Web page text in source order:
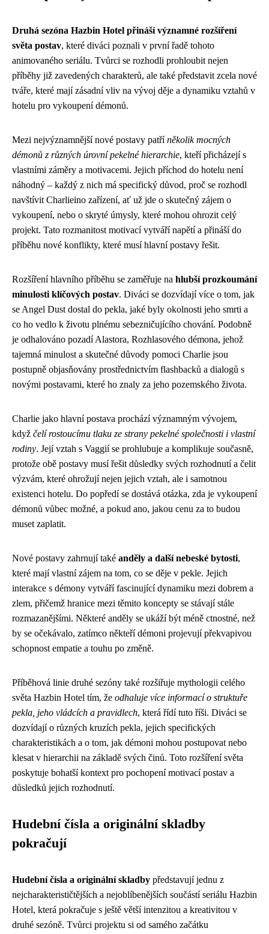
Druhá sezóna Hazbin Hotel přináší významné rozšíření
světa postav, které diváci poznali v první řadě tohoto
animovaného seriálu. Tvůrci se rozhodli prohloubit nejen
příběhy již zavedených charakterů, ale také představit zcela nové
tváře, které mají zásadní vliv na vývoj děje a dynamiku vztahů v
hotelu pro vykoupení démonů.
Mezi nejvýznamnější nové postavy patříněkolik mocných
démonů z různých úrovní pekelné hierarchie, kteří přicházejí s
vlastními záměry a motivacemi. Jejich příchod do hotelu není
náhodný – každý z nich má specifický důvod, proč se rozhodl
navštívit Charlieino zařízení, ať už jde o skutečný zájem o
vykoupení, nebo o skryté úmysly, které mohou ohrozit celý
projekt. Tato rozmanitost motivací vytváří napětí a přináší do
příběhu nové konflikty, které musí hlavní postavy řešit.
Rozšíření hlavního příběhu se zaměřuje na hlubší prozkoumání
minulosti klíčových postav. Diváci se dozvídají více o tom, jak
se Angel Dust dostal do pekla, jaké byly okolnosti jeho smrti a
co ho vedlo k životu plnému sebezničujícího chování. Podobně
je odhalováno pozadí Alastora, Rozhlasového démona, jehož
tajemná minulost a skutečné důvody pomoci Charlie jsou
postupně objasňovány prostřednictvím flashbacků a dialogů s
novými postavami, které ho znaly za jeho pozemského života.
Charlie jako hlavní postava prochází významným vývojem,
když čelí rostoucímu tlaku ze strany pekelné společnosti i vlastní
rodiny. Její vztah s Vaggií se prohlubuje a komplikuje současně,
protože obě postavy musí řešit důsledky svých rozhodnutí a čelit
výzvám, které ohrožují nejen jejich vztah, ale i samotnou
existenci hotelu. Do popředí se dostává otázka, zda je vykoupení
démonů vůbec možné, a pokud ano, jakou cenu za to budou
muset zaplatit.
Nové postavy zahrnují také anděly a další nebeské bytosti,
které mají vlastní zájem na tom, co se děje v pekle. Jejich
interakce s démony vytváří fascinující dynamiku mezi dobrem a
zlem, přičemž hranice mezi těmito koncepty se stávají stále
rozmazanějšími. Některé anděly se ukáží být méně ctnostné, než
by se očekávalo, zatímco někteří démoni projevují překvapivou
schopnost empatie a touhu po změně.
Příběhová linie druhé sezóny také rozšiřuje mythologii celého
světa Hazbin Hotel tím, že odhaluje více informací o struktuře
pekla, jeho vládcích a pravidlech, která řídí tuto říši. Diváci se
dozvídají o různých kruzích pekla, jejich specifických
charakteristikách a o tom, jak démoni mohou postupovat nebo
klesat v hierarchii na základě svých činů. Toto rozšíření světa
poskytuje bohatší kontext pro pochopení motivací postav a
důsledků jejich rozhodnutí.
Hudební čísla a originální skladby
pokračují
Hudební čísla a originální skladby představují jednu z
nejcharakterističtějších a nejoblíbenějších součástí seriálu Hazbin
Hotel, která pokračuje s ještě větší intenzitou a kreativitou v
druhé sezóně. Tvůrci projektu si od samého začátku